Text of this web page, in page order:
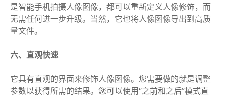
是智能手机拍摄人像图像，都可以重新定义人像修饰，而
无需任何进一步升级。当然，它也将人像图像导出到高质
量文件。
六、直观快速
它具有直观的界面来修饰人像图像。您需要做的就是调整
参数以获得所需的结果。您可以使用“之前和之后”模式直